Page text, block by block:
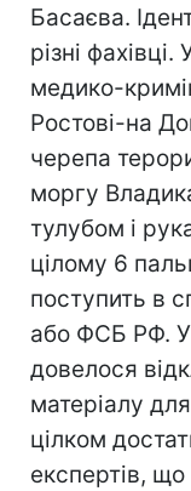
Басаєва.
різні
медико-
Ростові-на
черепа
моргу
тулубом і
цілому 6
поступить в
або ФСБ РФ. У
довелося
матеріалу
цілком
експертів,